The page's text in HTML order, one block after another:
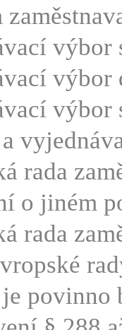
výbor
výbor
výbor
rada
o jiném
rada
povinno